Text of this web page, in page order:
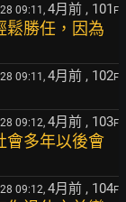
09:11, 4月前 , 101 F
鬆勝任，因為
09:11, 4月前 , 102F
09:12, 4月前 , 103F
會多年以後會
09:12, 4月前 , 104F